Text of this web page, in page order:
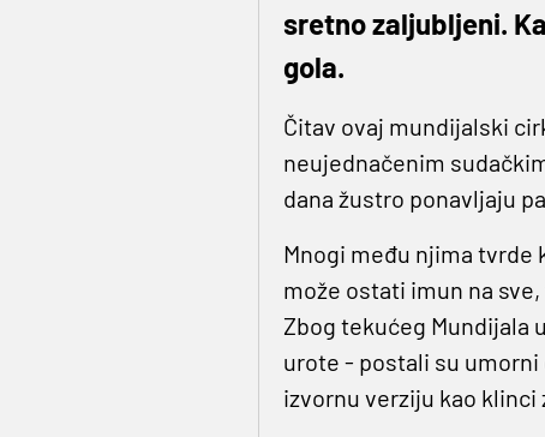
sretno zaljubljeni.
gola.
Čitav ovaj mundijalski
neujednačenim
dana žustro ponavljaju
Mnogi među njima tvrde
može ostati imun na
Zbog tekućeg Mundijala
urote - postali su
izvornu verziju kao klinci